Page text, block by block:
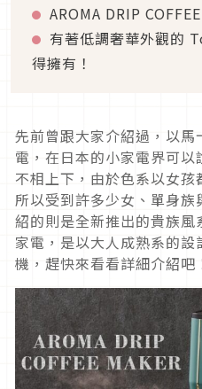
AROMA DRIP
有著低調奢華外觀的
得擁有！
先前曾跟大家介紹過，以
電，在日本的小家電界可
不相上下，由於色系以女孩
所以受到許多少女、單身
紹的則是全新推出的貴族
家電，是以大人成熟系的
機，趕快來看看詳細介紹吧